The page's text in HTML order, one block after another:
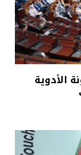
الأدوية